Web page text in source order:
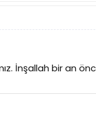
İnşallah bir an